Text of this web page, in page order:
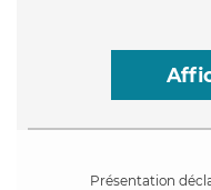
Présentation